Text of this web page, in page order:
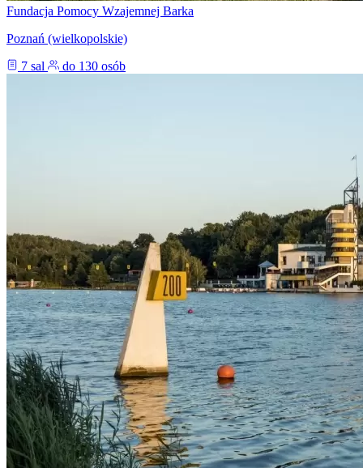
Fundacja Pomocy Wzajemnej Barka
Poznań (wielkopolskie)
7 sal
do 130 osób